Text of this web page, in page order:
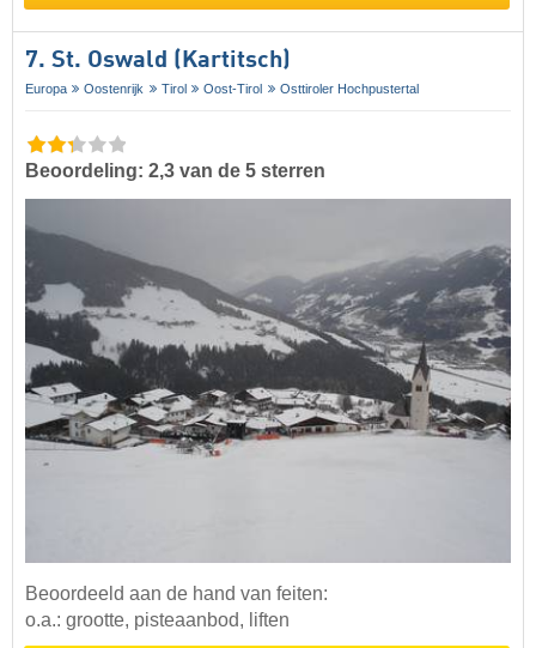
7. St. Oswald (Kartitsch)
Europa Oostenrijk Tirol Oost-Tirol Osttiroler Hochpustertal
Beoordeling: 2,3 van de 5 sterren
Beoordeeld aan de hand van feiten:
o.a.: grootte, pisteaanbod, liften